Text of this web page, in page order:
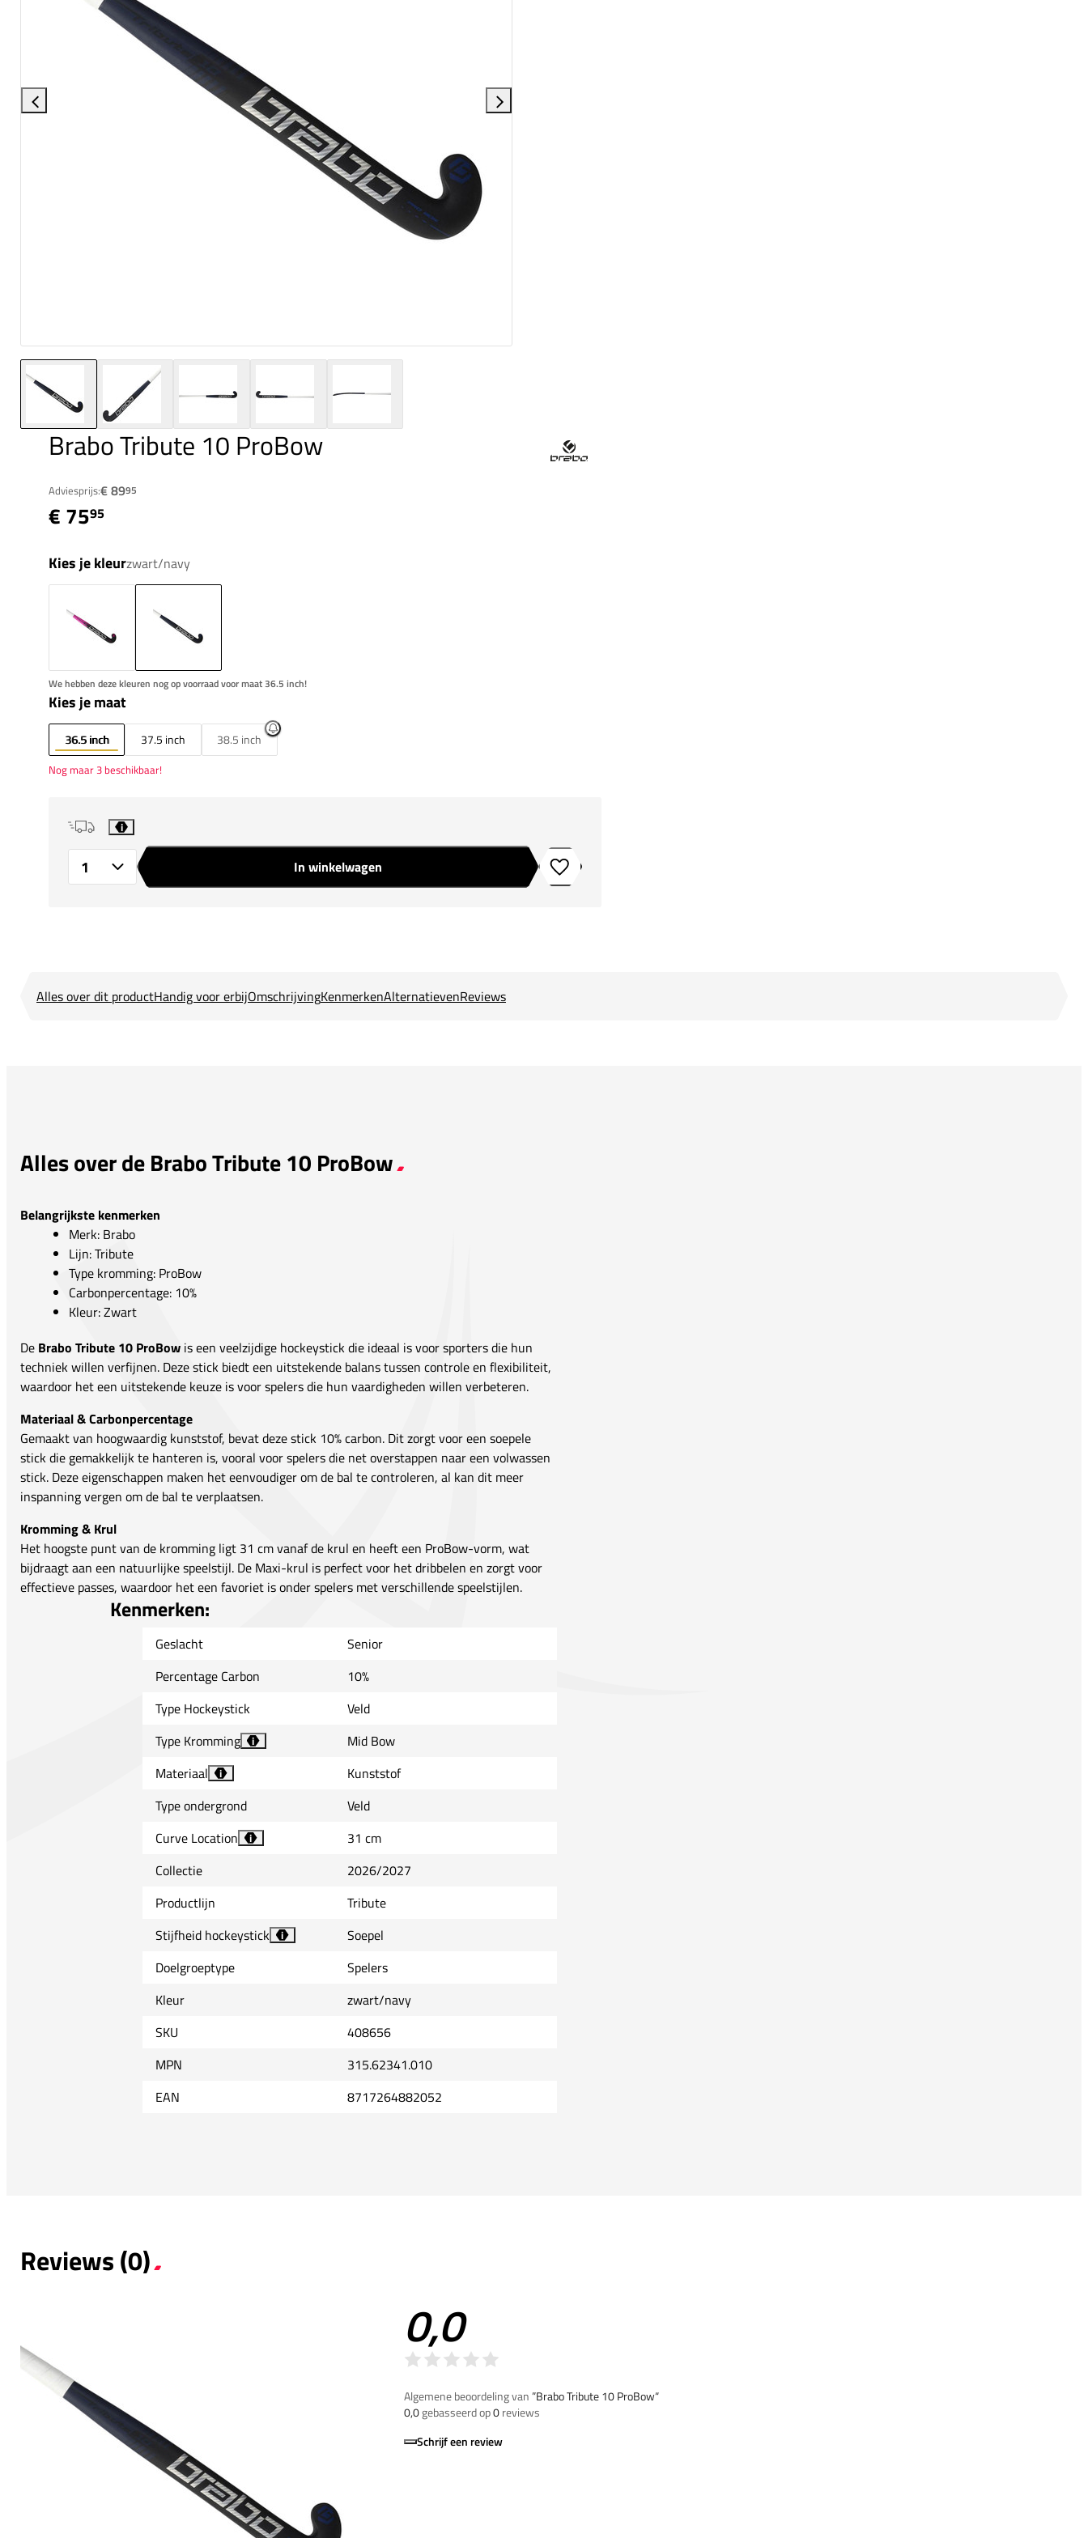
Brabo Tribute 10 ProBow
Adviesprijs:€ 8995
€ 7595
Kies je kleurzwart/navy
We hebben deze kleuren nog op voorraad voor maat 36.5 inch!
Kies je maat
36.5 inch 37.5 inch 38.5 inch
Nog maar 3 beschikbaar!
i
In winkelwagen Toevoegen aan verlanglijstje
Alles over dit productHandig voor erbijOmschrijvingKenmerkenAlternatievenReviews
Alles over de Brabo Tribute 10 ProBow
Belangrijkste kenmerken
Merk: Brabo
Lijn: Tribute
Type kromming: ProBow
Carbonpercentage: 10%
Kleur: Zwart
De Brabo Tribute 10 ProBow is een veelzijdige hockeystick die ideaal is voor sporters die hun
techniek willen verfijnen. Deze stick biedt een uitstekende balans tussen controle en flexibiliteit,
waardoor het een uitstekende keuze is voor spelers die hun vaardigheden willen verbeteren.
Materiaal & Carbonpercentage
Gemaakt van hoogwaardig kunststof, bevat deze stick 10% carbon. Dit zorgt voor een soepele
stick die gemakkelijk te hanteren is, vooral voor spelers die net overstappen naar een volwassen
stick. Deze eigenschappen maken het eenvoudiger om de bal te controleren, al kan dit meer
inspanning vergen om de bal te verplaatsen.
Kromming & Krul
Het hoogste punt van de kromming ligt 31 cm vanaf de krul en heeft een ProBow-vorm, wat
bijdraagt aan een natuurlijke speelstijl. De Maxi-krul is perfect voor het dribbelen en zorgt voor
effectieve passes, waardoor het een favoriet is onder spelers met verschillende speelstijlen.
Kenmerken:
Geslacht
Senior
Percentage Carbon
10%
Type Hockeystick
Veld
Type Kromming
i
Mid Bow
Materiaal
i
Kunststof
Type ondergrond
Veld
Curve Location
i
31 cm
Collectie
2026/2027
Productlijn
Tribute
Stijfheid hockeystick
i
Soepel
Doelgroeptype
Spelers
Kleur
zwart/navy
SKU
408656
MPN
315.62341.010
EAN
8717264882052
Reviews (0)
0,0
Algemene beoordeling van”Brabo Tribute 10 ProBow“
0,0gebasseerd op0reviews
Schrijf een review